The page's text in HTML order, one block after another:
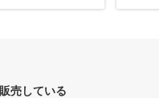
売している